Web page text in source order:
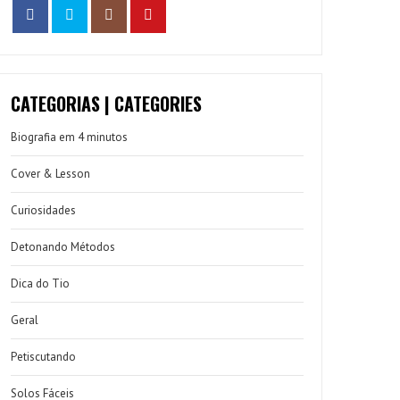
CATEGORIAS | CATEGORIES
Biografia em 4 minutos
Cover & Lesson
Curiosidades
Detonando Métodos
Dica do Tio
Geral
Petiscutando
Solos Fáceis